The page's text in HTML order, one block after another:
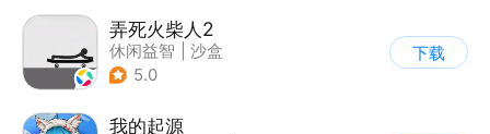
弄死火柴人2
休闲益智
沙盒
5.0
下载
我的起源